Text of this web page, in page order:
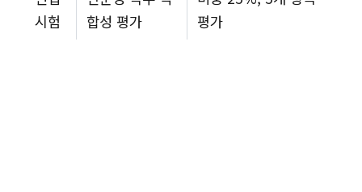
시험
합성 평가
평가